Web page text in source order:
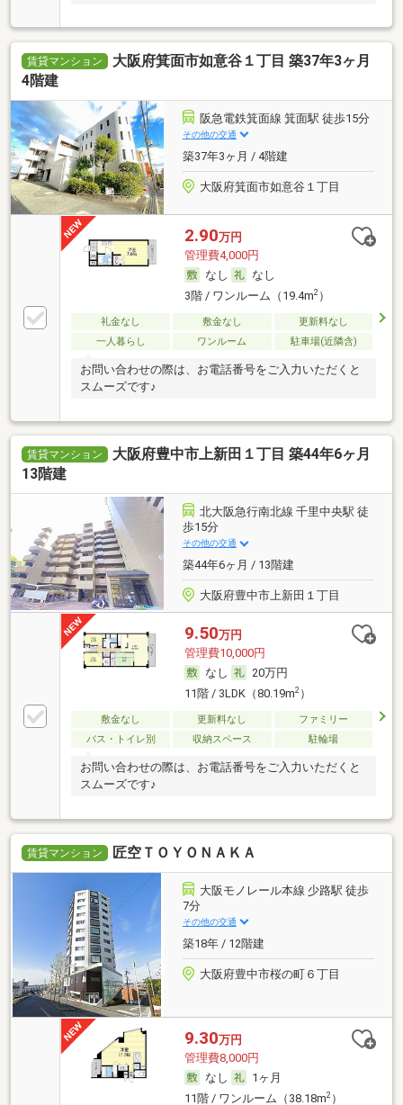
賃貸マンション
大阪府箕面市如意谷１丁目 築37年3ヶ月
4階建
阪急電鉄箕面線 箕面駅 徒歩15分
その他の交通
築37年3ヶ月 / 4階建
大阪府箕面市如意谷１丁目
2.90万円
管理費4,000円
なし
なし
3階 / ワンルーム（19.4m2）
礼金なし 敷金なし
更新料なし
一人暮らし
ワンルーム 駐車場(近隣含)
お問い合わせの際は、お電話番号をご入力いただくと
スムーズです♪
賃貸マンション
大阪府豊中市上新田１丁目 築44年6ヶ月
13階建
北大阪急行南北線 千里中央駅 徒
歩15分
その他の交通
築44年6ヶ月 / 13階建
大阪府豊中市上新田１丁目
9.50万円
管理費10,000円
なし
20万円
11階 / 3LDK（80.19m2）
敷金なし 更新料なし
ファミリー
バス・トイレ別
収納スペース 駐輪場
お問い合わせの際は、お電話番号をご入力いただくと
スムーズです♪
賃貸マンション 匠空ＴＯＹＯＮＡＫＡ
大阪モノレール本線 少路駅 徒歩
7分
その他の交通
築18年 / 12階建
大阪府豊中市桜の町６丁目
9.30万円
管理費8,000円
なし
1ヶ月
11階 / ワンルーム（38.18m2）